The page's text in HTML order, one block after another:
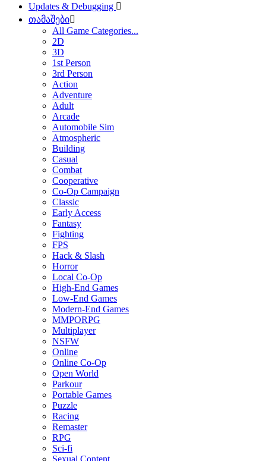
Updates & Debugging
თამაშები
All Game Categories...
2D
3D
1st Person
3rd Person
Action
Adventure
Adult
Arcade
Automobile Sim
Atmospheric
Building
Casual
Combat
Cooperative
Co-Op Campaign
Classic
Early Access
Fantasy
Fighting
FPS
Hack & Slash
Horror
Local Co-Op
High-End Games
Low-End Games
Modern-End Games
MMPORPG
Multiplayer
NSFW
Online
Online Co-Op
Open World
Parkour
Portable Games
Puzzle
Racing
Remaster
RPG
Sci-fi
Sexual Content